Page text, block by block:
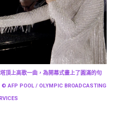
頂上高歌一曲，為開幕式畫上了圓滿的句
AFP POOL / OLYMPIC BROADCASTING